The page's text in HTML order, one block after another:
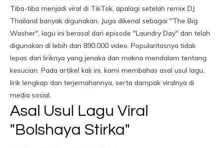
Tiba-tiba menjadi viral di TikTok, apalagi setelah remix DJ
Thailand banyak digunakan. Juga dikenal sebagai "The Big
Washer", lagu ini berasal dari episode "Laundry Day" dan telah
digunakan di lebih dari 890.000 video. Popularitasnya tidak
lepas dari liriknya yang jenaka dan makna mendalam tentang
kesucian. Pada artikel kali ini, kami membahas asal usul lagu,
lirik lengkap dan terjemahannya, serta dampak viralnya di
media sosial.
Asal Usul Lagu Viral
"Bolshaya Stirka"